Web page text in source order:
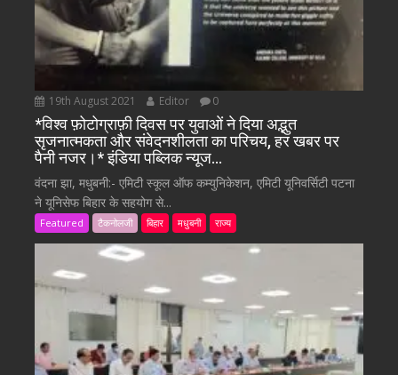
19th August 2021 Editor 0
*विश्व फ़ोटोग्राफ़ी दिवस पर युवाओं ने दिया अद्भुत
सृजनात्मकता और संवेदनशीलता का परिचय, हर खबर पर
पैनी नजर।* इंडिया पब्लिक न्यूज…
वंदना झा, मधुबनी:- एमिटी स्कूल ऑफ कम्युनिकेशन, एमिटी यूनिवर्सिटी पटना
ने यूनिसेफ बिहार के सहयोग से...
Featured टैकनोलजी बिहार मधुबनी राज्य